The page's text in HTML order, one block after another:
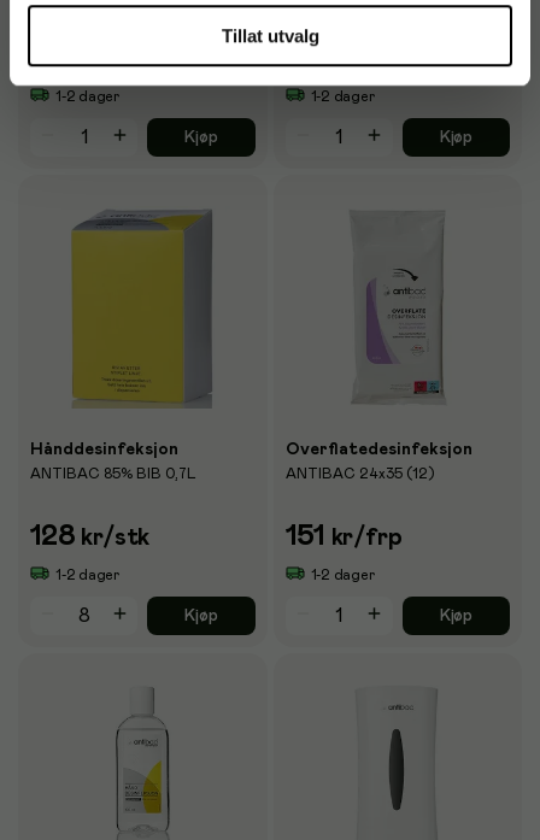
Tillat utvalg
246kr/stk
1-2 dager
Kjøp
154kr/stk
1-2 dager
Kjøp
Hånddesinfeksjon
ANTIBAC 85% BIB 0,7L
128 kr/stk
1-2 dager
Kjøp
Overflatedesinfeksjon
ANTIBAC 24x35 (12)
151 kr/frp
1-2 dager
Kjøp